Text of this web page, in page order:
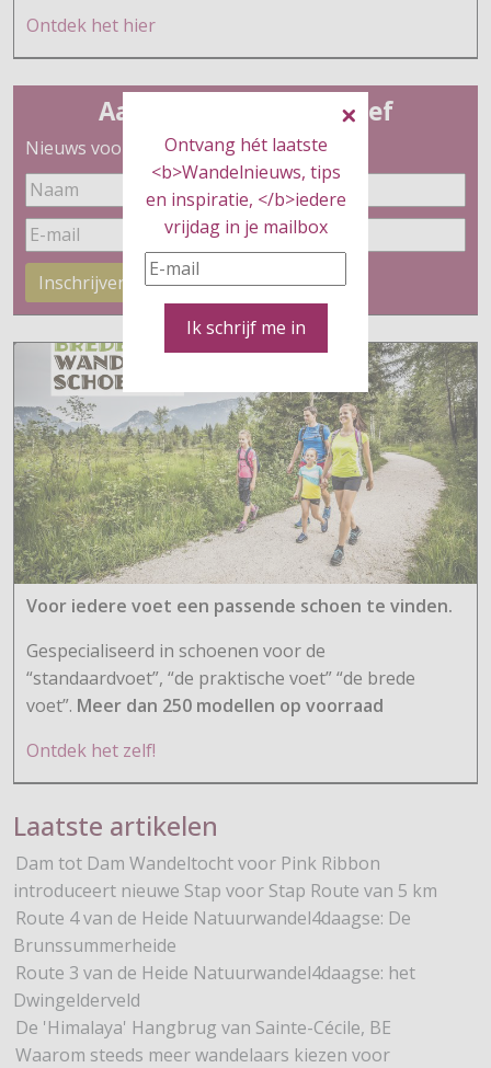
Ontvang hét laatste
<b>Wandelnieuws, tips
en inspiratie, </b>iedere
vrijdag in je mailbox
Ik schrijf me in
Ontdek het hier
Aanmelden nieuwsbrief
Nieuws voor wandelaars
Inschrijven
Voor iedere voet een passende schoen te vinden.
Gespecialiseerd in schoenen voor de
“standaardvoet”, “de praktische voet” “de brede
voet”. Meer dan 250 modellen op voorraad
Ontdek het zelf!
Laatste artikelen
Dam tot Dam Wandeltocht voor Pink Ribbon
introduceert nieuwe Stap voor Stap Route van 5 km
Route 4 van de Heide Natuurwandel4daagse: De
Brunssummerheide
Route 3 van de Heide Natuurwandel4daagse: het
Dwingelderveld
De 'Himalaya' Hangbrug van Sainte-Cécile, BE
Waarom steeds meer wandelaars kiezen voor